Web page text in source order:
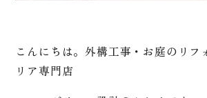
こんにちは。外構工事・お庭のリフ
リア専門店